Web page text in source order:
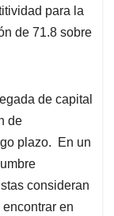
para la
de 71.8 sobre
de capital
de
plazo. En un
consideran
en